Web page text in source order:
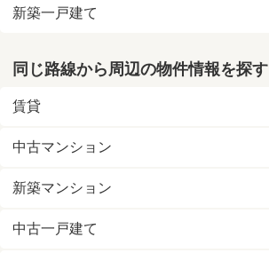
新築一戸建て
同じ路線から周辺の物件情報を探す
賃貸
中古マンション
新築マンション
中古一戸建て